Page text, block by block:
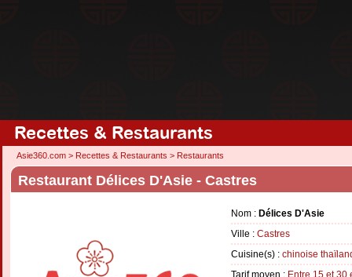
Recettes & Restaurants
Asie360.com > Recettes & Restaurants > Restaurants
Restaurant Délices D'Asie - Castres
Nom : Délices D'Asie
Ville : Castres
Cuisine(s) : chinoise
Tarif moyen : Entre 15 et 30